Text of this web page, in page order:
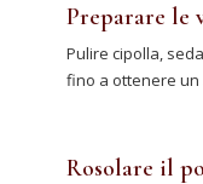
Preparare le
Pulire cipolla,
fino a ottenere
Rosolare il